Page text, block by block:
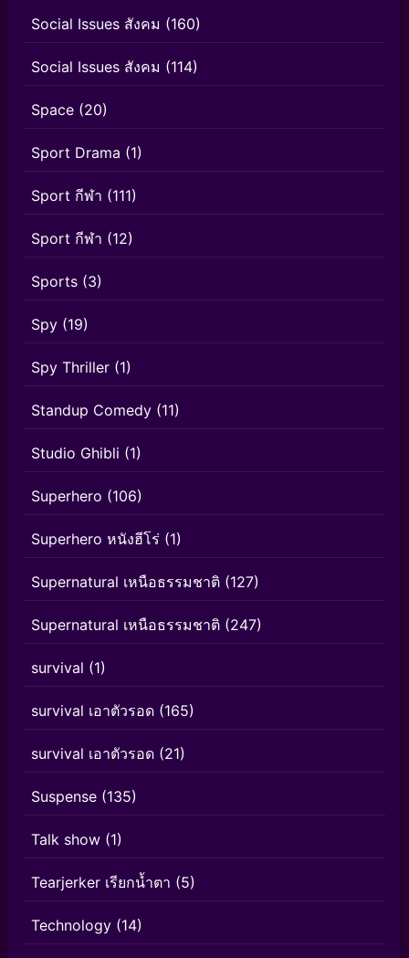
Social Issues สังคม (160)
Social Issues สังคม (114)
Space (20)
Sport Drama (1)
Sport กีฬา (111)
Sport กีฬา (12)
Sports (3)
Spy (19)
Spy Thriller (1)
Standup Comedy (11)
Studio Ghibli (1)
Superhero (106)
Superhero หนังฮีโร่ (1)
Supernatural เหนือธรรมชาติ (127)
Supernatural เหนือธรรมชาติ (247)
survival (1)
survival เอาตัวรอด (165)
survival เอาตัวรอด (21)
Suspense (135)
Talk show (1)
Tearjerker เรียกน้ำตา (5)
Technology (14)